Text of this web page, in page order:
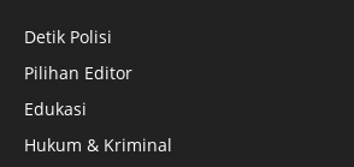
Detik Polisi
Pilihan Editor
Edukasi
Hukum & Kriminal